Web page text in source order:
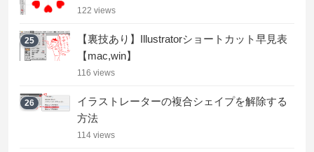
122 views
25
【裏技あり】Illustratorショートカット早見表
【mac,win】
116 views
26
イラストレーターの複合シェイプを解除する
方法
114 views